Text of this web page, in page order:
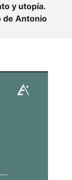
y utopía.
de Antonio